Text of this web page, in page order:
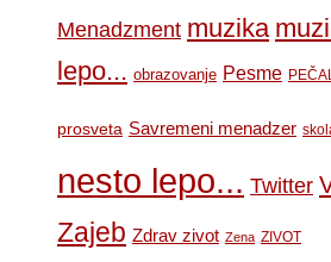
Menadzment muzika
lepo... obrazovanje Pesme
prosveta Savremeni menadzer
nesto lepo... Twitter
Zajeb Zdrav zivot Zena ZIVOT